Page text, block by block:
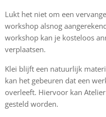
Lukt het niet om een
workshop alsnog
workshop kan je kosteloos
verplaatsen.
Klei blijft een natuurlijk
kan het gebeuren dat een
overleeft. Hiervoor kan
gesteld worden.